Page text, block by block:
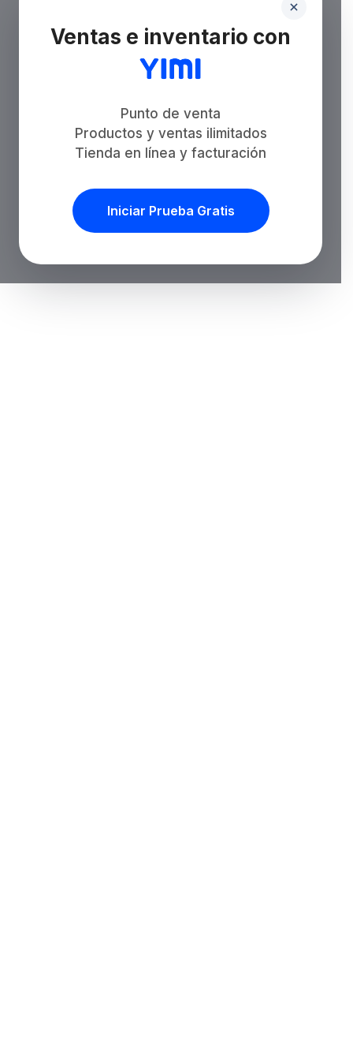
Ventas e inventario con
Punto de venta
Productos y ventas ilimitados
Tienda en línea y facturación
Iniciar Prueba Gratis